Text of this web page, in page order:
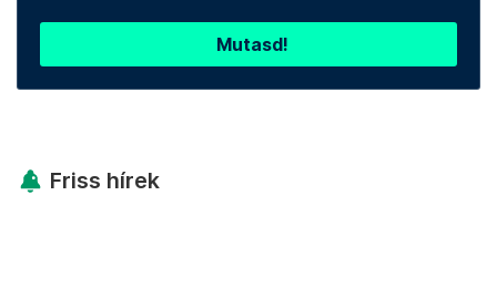
Mutasd!
Friss hírek